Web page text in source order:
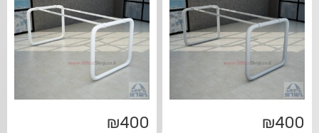
₪400
₪400